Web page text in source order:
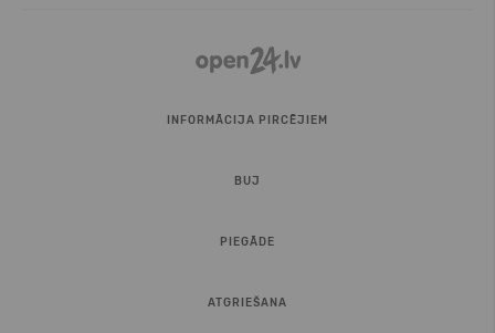
INFORMĀCIJA PIRCĒJIEM
BUJ
PIEGĀDE
ATGRIEŠANA